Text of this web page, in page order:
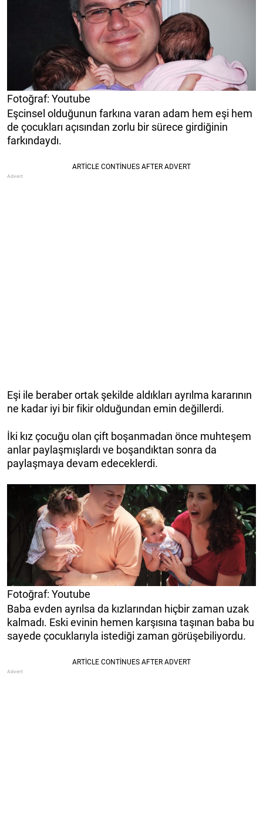
Fotoğraf: Youtube
Eşcinsel olduğunun farkına varan adam hem eşi hem
de çocukları açısından zorlu bir sürece girdiğinin
farkındaydı.
Eşi ile beraber ortak şekilde aldıkları ayrılma kararının
ne kadar iyi bir fikir olduğundan emin değillerdi.
İki kız çocuğu olan çift boşanmadan önce muhteşem
anlar paylaşmışlardı ve boşandıktan sonra da
paylaşmaya devam edeceklerdi.
Fotoğraf: Youtube
Baba evden ayrılsa da kızlarından hiçbir zaman uzak
kalmadı. Eski evinin hemen karşısına taşınan baba bu
sayede çocuklarıyla istediği zaman görüşebiliyordu.